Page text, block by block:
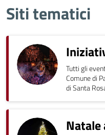
Siti tematici
Tutti gli
Comune di
di Santa
Natale